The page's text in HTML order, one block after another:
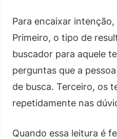
Para encaixar
Primeiro, o tipo de
buscador para aquele
perguntas que a
de busca. Terceiro, os
repetidamente nas
Quando essa leitura é